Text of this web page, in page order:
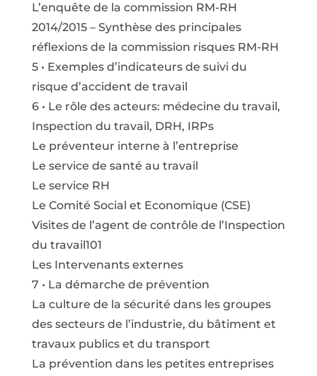
L’enquête de la commission RM-RH
2014/2015 – Synthèse des principales
réflexions de la commission risques RM-RH
5 • Exemples d’indicateurs de suivi du
risque d’accident de travail
6 • Le rôle des acteurs: médecine du travail,
Inspection du travail, DRH, IRPs
Le préventeur interne à l’entreprise
Le service de santé au travail
Le service RH
Le Comité Social et Economique (CSE)
Visites de l’agent de contrôle de l’Inspection
du travail101
Les Intervenants externes
7 • La démarche de prévention
La culture de la sécurité dans les groupes
des secteurs de l’industrie, du bâtiment et
travaux publics et du transport
La prévention dans les petites entreprises